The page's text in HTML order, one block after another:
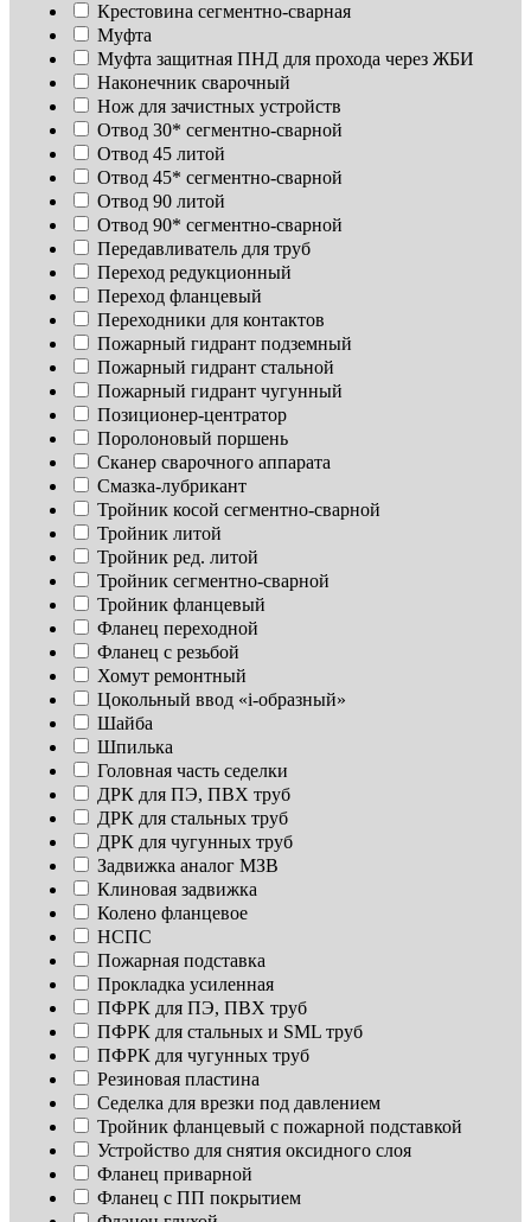
Крестовина сегментно-сварная
Муфта
Муфта защитная ПНД для прохода через ЖБИ
Наконечник сварочный
Нож для зачистных устройств
Отвод 30* сегментно-сварной
Отвод 45 литой
Отвод 45* сегментно-сварной
Отвод 90 литой
Отвод 90* сегментно-сварной
Передавливатель для труб
Переход редукционный
Переход фланцевый
Переходники для контактов
Пожарный гидрант подземный
Пожарный гидрант стальной
Пожарный гидрант чугунный
Позиционер-центратор
Поролоновый поршень
Сканер сварочного аппарата
Смазка-лубрикант
Тройник косой сегментно-сварной
Тройник литой
Тройник ред. литой
Тройник сегментно-сварной
Тройник фланцевый
Фланец переходной
Фланец с резьбой
Хомут ремонтный
Цокольный ввод «i-образный»
Шайба
Шпилька
Головная часть седелки
ДРК для ПЭ, ПВХ труб
ДРК для стальных труб
ДРК для чугунных труб
Задвижка аналог МЗВ
Клиновая задвижка
Колено фланцевое
НСПС
Пожарная подставка
Прокладка усиленная
ПФРК для ПЭ, ПВХ труб
ПФРК для стальных и SML труб
ПФРК для чугунных труб
Резиновая пластина
Седелка для врезки под давлением
Тройник фланцевый с пожарной подставкой
Устройство для снятия оксидного слоя
Фланец приварной
Фланец с ПП покрытием